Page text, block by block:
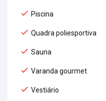
Piscina
Quadra poliesportiva
Sauna
Varanda gourmet
Vestiário